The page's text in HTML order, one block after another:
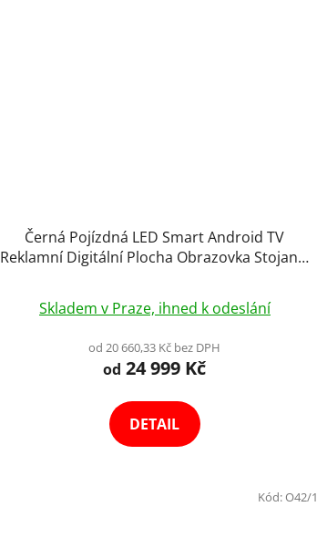
Černá Pojízdná LED Smart Android TV
Reklamní Digitální Plocha Obrazovka Stojan s
Videohovory, Prezentace, 1080FHD Výběr
Variant
Skladem v Praze, ihned k odeslání
od 20 660,33 Kč bez DPH
od 24 999 Kč
DETAIL
Kód:O42/1